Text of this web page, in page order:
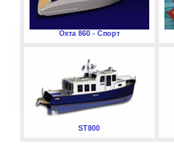
Охта 860 - Спорт
ST800